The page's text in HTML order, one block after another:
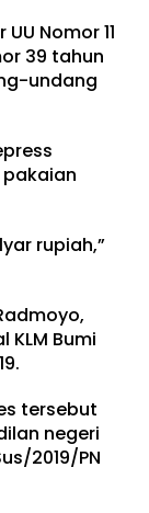
Nomor 11
39 tahun
undang
rupiah,”
Bumi
tersebut
negeri
2019/PN